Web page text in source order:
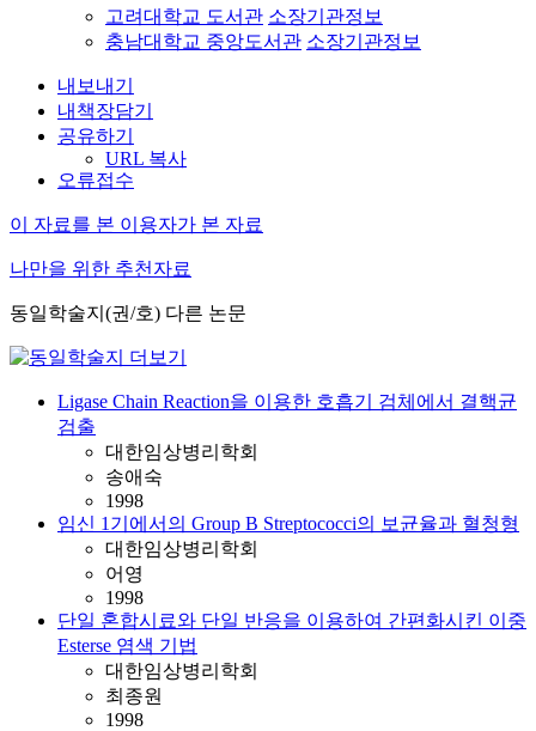
고려대학교 도서관 소장기관정보
충남대학교 중앙도서관 소장기관정보
내보내기
내책장담기
공유하기
URL 복사
오류접수
이 자료를 본 이용자가 본 자료
나만을 위한 추천자료
동일학술지(권/호) 다른 논문
Ligase Chain Reaction을 이용한 호흡기 검체에서 결핵균
검출
대한임상병리학회
송애숙
1998
임신 1기에서의 Group B Streptococci의 보균율과 혈청형
대한임상병리학회
어영
1998
단일 혼합시료와 단일 반응을 이용하여 간편화시킨 이중
Esterse 염색 기법
대한임상병리학회
최종원
1998